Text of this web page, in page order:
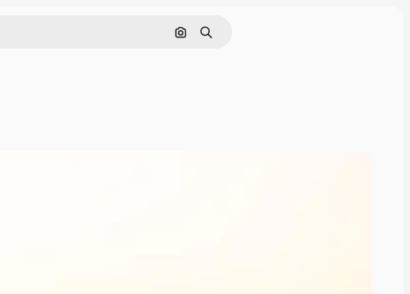
Pesquisar por imagem
Buscar